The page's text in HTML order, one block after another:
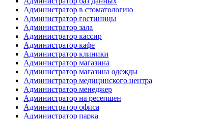
Администратор в стоматологию
Администратор гостиницы
Администратор зала
Администратор кассир
Администратор кафе
Администратор клиники
Администратор магазина
Администратор магазина одежды
Администратор медицинского центра
Администратор менеджер
Администратор на ресепшен
Администратор офиса
Администратор парка